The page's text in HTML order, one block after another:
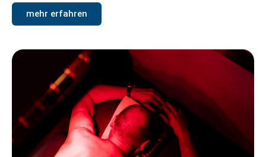
mehr erfahren